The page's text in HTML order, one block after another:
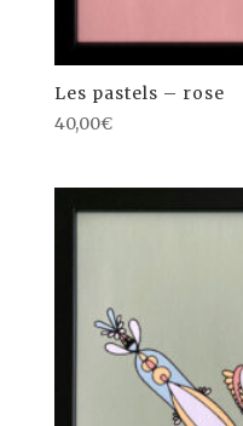
Les pastels – rose
40,00€